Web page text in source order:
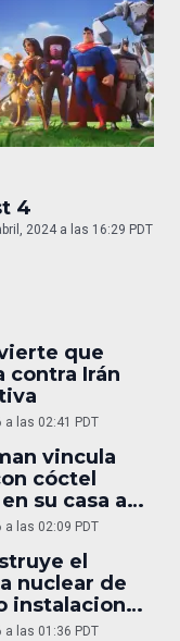
4
2024 a las 16:29 PDT
que
contra Irán
a las 02:41 PDT
vincula
cóctel
su casa a
a las 02:09 PDT
el
nuclear de
instalaciones
a las 01:36 PDT